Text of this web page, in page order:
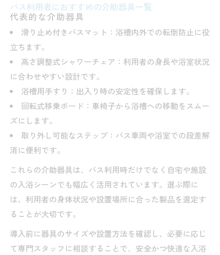
バス利用者におすすめの介助器具一覧
代表的な介助器具
滑り止め付きバスマット：浴槽内外での転倒防止に役
立ちます。
高さ調整式シャワーチェア：利用者の身長や浴室状況
に合わせやすい設計です。
浴槽用手すり：出入り時の安定性を確保します。
回転式移乗ボード：車椅子から浴槽への移動をスムー
ズにします。
取り外し可能なステップ：バス車両や浴室での段差解
消に便利です。
これらの介助器具は、バス利用時だけでなく自宅や施設
の入浴シーンでも幅広く活用されています。選ぶ際に
は、利用者の身体状況や設置場所に合った製品を選定す
ることが大切です。
導入前に器具のサイズや設置方法を確認し、必要に応じ
て専門スタッフに相談することで、安全かつ快適な入浴